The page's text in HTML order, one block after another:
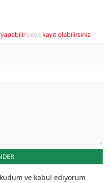
veya kayıt olabilirsiniz.
ve kabul ediyorum